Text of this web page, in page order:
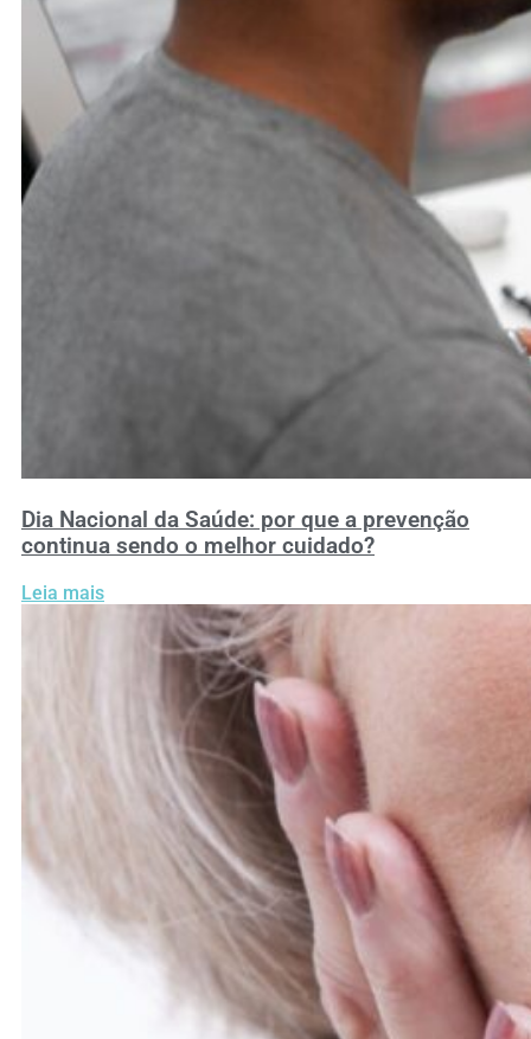
Dia Nacional da Saúde: por que a prevenção
continua sendo o melhor cuidado?
Leia mais